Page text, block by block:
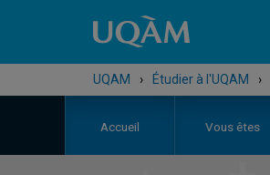
UQAM › Étudier à l'UQAM ›
Accueil Vous êtes